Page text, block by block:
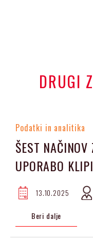
DRUGI
Podatki in analitika
ŠEST NAČINOV
UPORABO
13.10.2025
Beri dalje